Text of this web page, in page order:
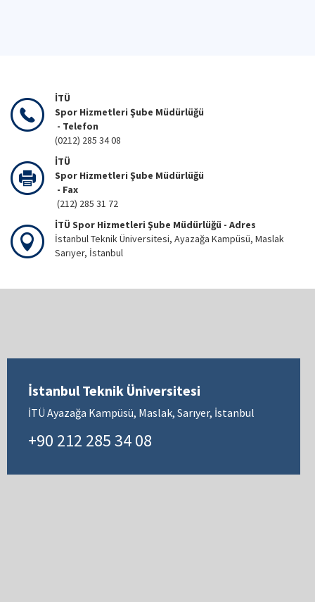
İTÜ
Spor Hizmetleri Şube Müdürlüğü
- Telefon
(0212) 285 34 08
İTÜ
Spor Hizmetleri Şube Müdürlüğü
- Fax
(212) 285 31 72
İTÜ Spor Hizmetleri Şube Müdürlüğü - Adres
İstanbul Teknik Üniversitesi, Ayazağa Kampüsü, Maslak
Sarıyer, İstanbul
İstanbul Teknik Üniversitesi
İTÜ Ayazağa Kampüsü, Maslak, Sarıyer, İstanbul
+90 212 285 34 08